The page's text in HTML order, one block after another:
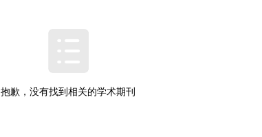
抱歉，没有找到相关的学术期刊